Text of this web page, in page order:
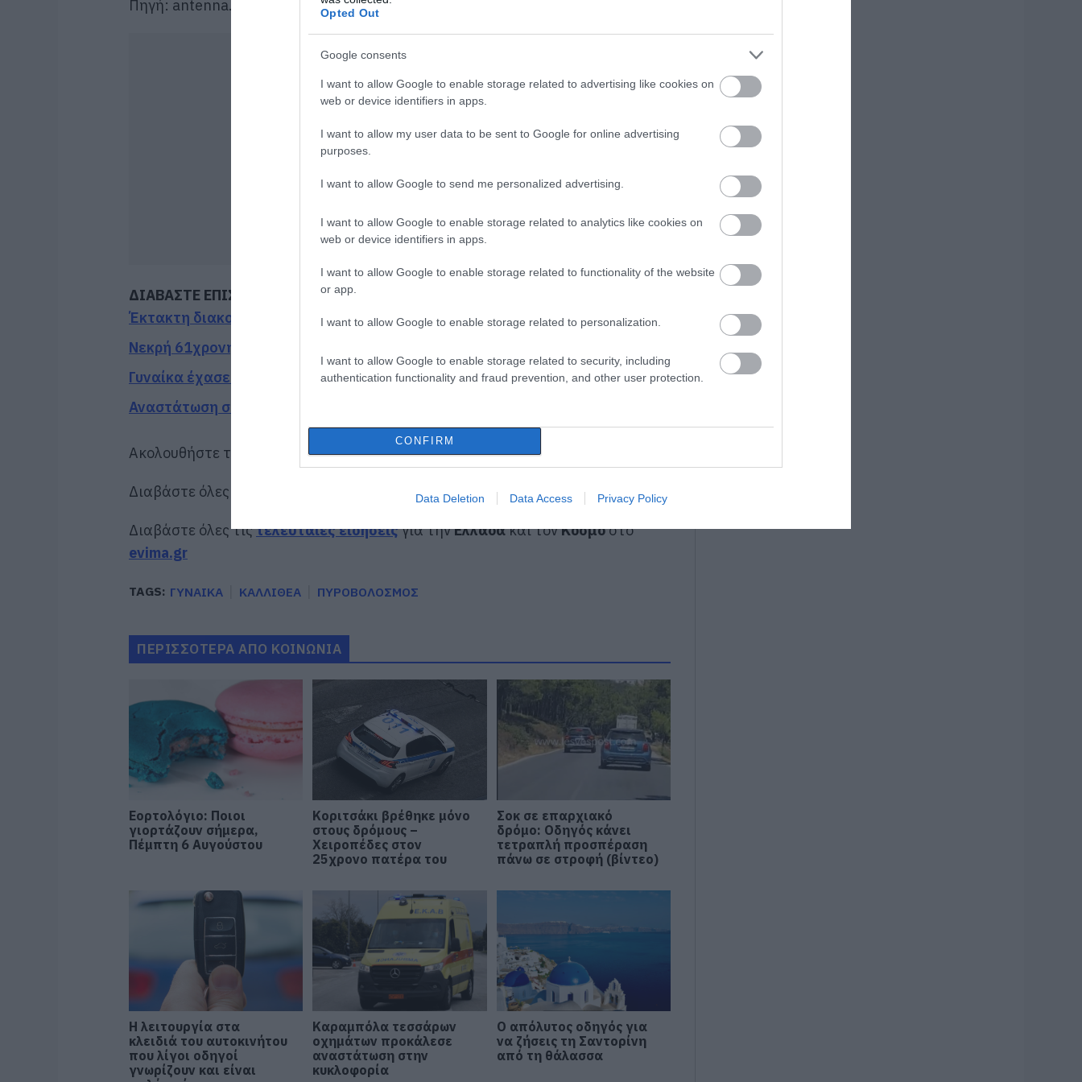
Opted Out
Google consents
I want to allow Google to enable storage related to advertising like cookies on
web or device identifiers in apps.
I want to allow my user data to be sent to Google for online advertising
purposes.
I want to allow Google to send me personalized advertising.
I want to allow Google to enable storage related to analytics like cookies on
web or device identifiers in apps.
I want to allow Google to enable storage related to functionality of the website
or app.
I want to allow Google to enable storage related to personalization.
I want to allow Google to enable storage related to security, including
authentication functionality and fraud prevention, and other user protection.
CONFIRM
Data Deletion Data Access Privacy Policy
Πηγή: antenna.gr
ΔΙΑΒΑΣΤΕ ΕΠΙΣΗΣ
Έκτακτη διακοπή νερού τώρα σε μεγάλη περιοχή της Εύβοιας
Νεκρή 61χρονη που παρασύρθηκε από φορτηγό
Γυναίκα έχασε την ζωή της σε παραλία της Εύβοιας
Αναστάτωση σε λιμάνι της Εύβοιας για 60χρονη γυναίκα
Ακολουθήστε το evima.gr στοGoogle News
Διαβάστε όλες τις ειδήσεις για την Εύβοια
Διαβάστε όλες τιςτελευταίες ειδήσειςγια τηνΕλλάδακαι τονΚόσμοστο
evima.gr
TAGS: ΓΥΝΑΙΚΑ ΚΑΛΛΙΘΕΑ ΠΥΡΟΒΟΛΟΣΜΟΣ
ΠΕΡΙΣΣΟΤΕΡΑ ΑΠΟ ΚΟΙΝΩΝΙΑ
Εορτολόγιο: Ποιοι
γιορτάζουν σήμερα,
Πέμπτη 6 Αυγούστου
Κοριτσάκι βρέθηκε μόνο
στους δρόμους –
Χειροπέδες στον
25χρονο πατέρα του
Σοκ σε επαρχιακό
δρόμο: Οδηγός κάνει
τετραπλή προσπέραση
πάνω σε στροφή (βίντεο)
Η λειτουργία στα
κλειδιά του αυτοκινήτου
που λίγοι οδηγοί
γνωρίζουν και είναι
Καραμπόλα τεσσάρων
οχημάτων προκάλεσε
αναστάτωση στην
κυκλοφορία
Ο απόλυτος οδηγός για
να ζήσεις τη Σαντορίνη
από τη θάλασσα
φωτιά στη Βόρεια
06.08.2026 | 10:00
Στα «κάγκελα» οι
δάσκαλοι για τους
να παραμένει
αόρατη»
06.08.2026 | 09:45